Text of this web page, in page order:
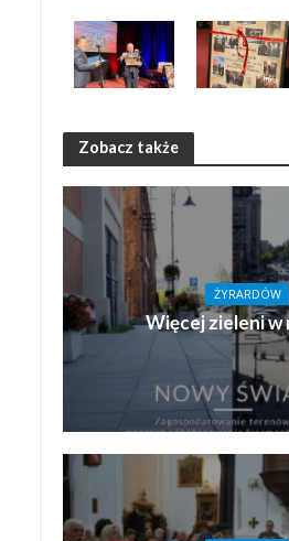
Zobacz także
ŻYRARDÓW
Więcej zieleni w